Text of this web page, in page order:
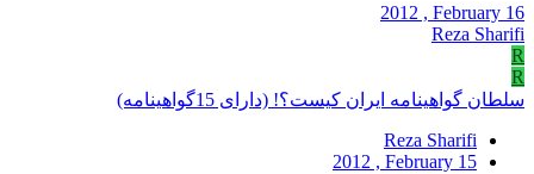
2012 , February 16
Reza Sharifi
R
R
سلطان گواهینامه ایران کیست؟! (دارای 15گواهینامه)
Reza Sharifi
2012 , February 15